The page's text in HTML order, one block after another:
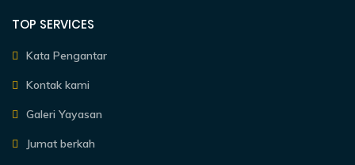
TOP SERVICES
Kata Pengantar
Kontak kami
Galeri Yayasan
Jumat berkah